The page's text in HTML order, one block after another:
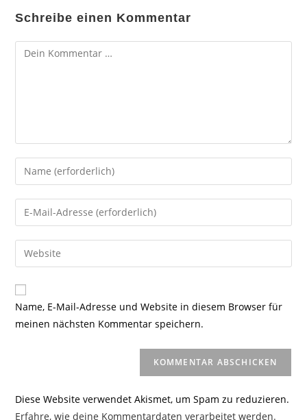
Schreibe einen Kommentar
Kommentar
Gib
deinen
Namen
oder
zum
Kommentieren
ein
Gib
deine
E-
Mail-
zum
Kommentieren
ein
Gib
deine
Website-
URL
Name, E-Mail-Adresse und Website in diesem Browser für
meinen nächsten Kommentar speichern.
Diese Website verwendet Akismet, um Spam zu reduzieren.
Erfahre, wie deine Kommentardaten verarbeitet werden.